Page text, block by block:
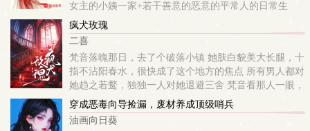
女主的小姨一家+若干善意的恶意的平常人的日常生
活。 柳南絮在她娘死后，就明白了一个道理，把一生的
荣辱寄托在男人身上是非常愚蠢的。 ...
疯犬玫瑰
二喜
梵音落魄那日，去了个破落小镇 她肤白貌美大长腿，十
指不沾阳春水，很快成了这个地方的焦点 所有男人都对
她趋之若鹜，独独一人对她退避三舍 梵音看那人一眼，
随他去，懒得理 后来，男人醉酒敲开她的房门，掐着她
细腰把她抵在墙壁上...
穿成恶毒向导捡漏，废材养成顶级哨兵
油画向日葵